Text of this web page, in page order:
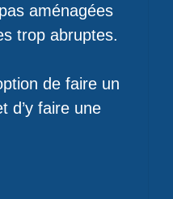
aménagées
trop abruptes.
de faire un
d’y faire une